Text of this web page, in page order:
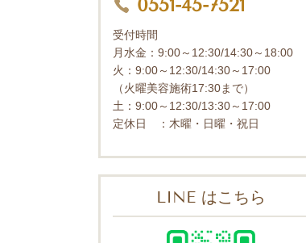
0551-45-7521
受付時間
月水金：9:00～12:30/14:30～18:00
火：9:00～12:30/14:30～17:00
（火曜美容施術17:30まで）
土：9:00～12:30/13:30～17:00
定休日 ：木曜・日曜・祝日
LINE はこちら